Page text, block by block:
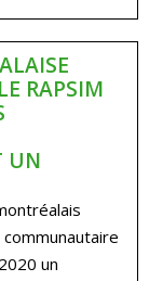
RAPSIM
UN
un